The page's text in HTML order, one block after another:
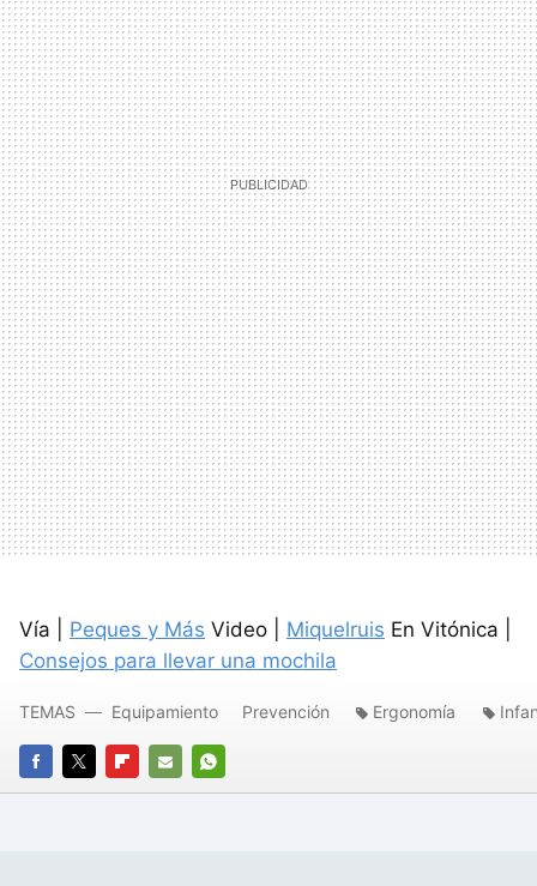
Vía | Peques y Más Video | Miquelruis En Vitónica |
Consejos para llevar una mochila
FACEBOOK
TWITTERFLIPBOARD
E-
WHATSAPP
TEMAS Equipamiento Prevención Ergonomía